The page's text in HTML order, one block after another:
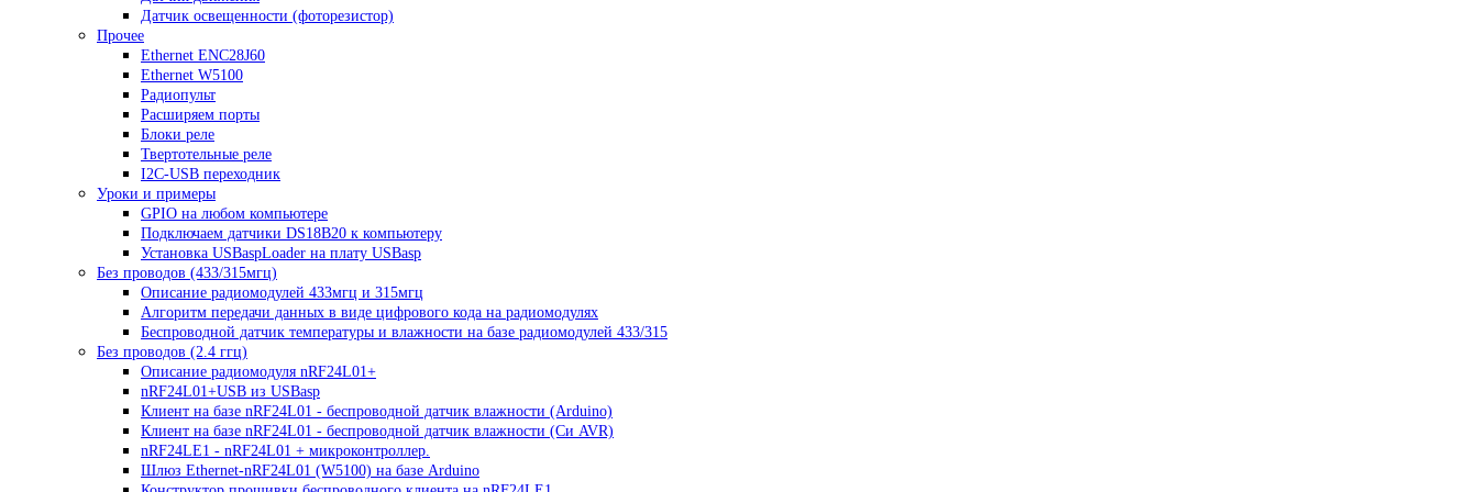
Датчик освещенности (фоторезистор)
Прочее
Ethernet ENC28J60
Ethernet W5100
Радиопульт
Расширяем порты
Блоки реле
Твертотельные реле
I2C-USB переходник
Уроки и примеры
GPIO на любом компьютере
Подключаем датчики DS18B20 к компьютеру
Установка USBaspLoader на плату USBasp
Без проводов (433/315мгц)
Описание радиомодулей 433мгц и 315мгц
Алгоритм передачи данных в виде цифрового кода на радиомодулях
Беспроводной датчик температуры и влажности на базе радиомодулей 433/315
Без проводов (2.4 ггц)
Описание радиомодуля nRF24L01+
nRF24L01+USB из USBasp
Клиент на базе nRF24L01 - беспроводной датчик влажности (Arduino)
Клиент на базе nRF24L01 - беспроводной датчик влажности (Си AVR)
nRF24LE1 - nRF24L01 + микроконтроллер.
Шлюз Ethernet-nRF24L01 (W5100) на базе Arduino